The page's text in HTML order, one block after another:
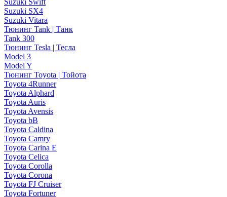
Suzuki Swift
Suzuki SX4
Suzuki Vitara
Тюнинг Tank | Танк
Tank 300
Тюнинг Tesla | Тесла
Model 3
Model Y
Тюнинг Toyota | Тойота
Toyota 4Runner
Toyota Alphard
Toyota Auris
Toyota Avensis
Toyota bB
Toyota Caldina
Toyota Camry
Toyota Carina E
Toyota Celica
Toyota Corolla
Toyota Corona
Toyota FJ Cruiser
Toyota Fortuner